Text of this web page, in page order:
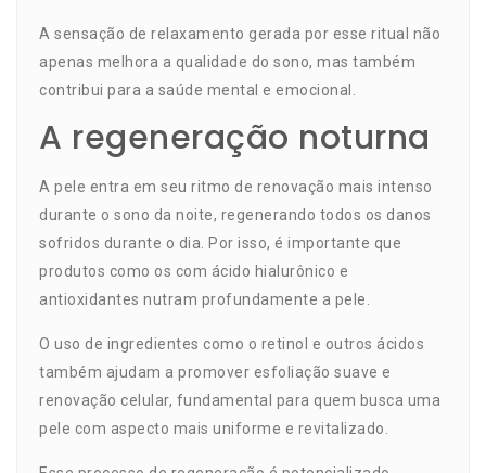
A sensação de relaxamento gerada por esse ritual não
apenas melhora a qualidade do sono, mas também
contribui para a saúde mental e emocional.
A regeneração noturna
A pele entra em seu ritmo de renovação mais intenso
durante o sono da noite, regenerando todos os danos
sofridos durante o dia. Por isso, é importante que
produtos como os com ácido hialurônico e
antioxidantes nutram profundamente a pele.
O uso de ingredientes como o retinol e outros ácidos
também ajudam a promover esfoliação suave e
renovação celular, fundamental para quem busca uma
pele com aspecto mais uniforme e revitalizado.